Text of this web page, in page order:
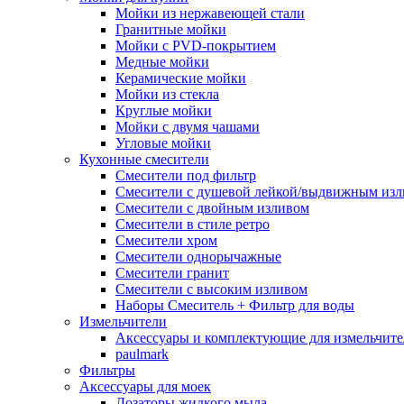
Мойки из нержавеющей стали
Гранитные мойки
Мойки с PVD-покрытием
Медные мойки
Керамические мойки
Мойки из стекла
Круглые мойки
Мойки с двумя чашами
Угловые мойки
Кухонные смесители
Смесители под фильтр
Смесители с душевой лейкой/выдвижным
Смесители с двойным изливом
Смесители в стиле ретро
Смесители хром
Смесители однорычажные
Смесители гранит
Смесители с высоким изливом
Наборы Смеситель + Фильтр для воды
Измельчители
Аксессуары и комплектующие для
paulmark
Фильтры
Аксессуары для моек